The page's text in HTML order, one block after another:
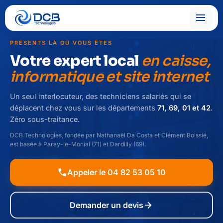
menu
PRÉSENTS LÀ OÙ VOUS ÊTES
Votre expert local en caisse,
informatique et site internet
Un seul interlocuteur, des techniciens salariés qui se
déplacent chez vous sur les départements 71, 69, 01 et 42.
Zéro sous-traitance.
DCB Technologies, fondée par Nathanaël Da Costa et Clément Boissié,
est basée à Paray-le-Monial (71) et Dardilly (69).
callAppeler le 04 82 53 05 10
Demander un devisarrow_forward